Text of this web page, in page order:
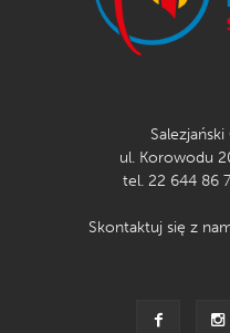
ul. Korowodu
tel. 22 644 86
Skontaktuj się z